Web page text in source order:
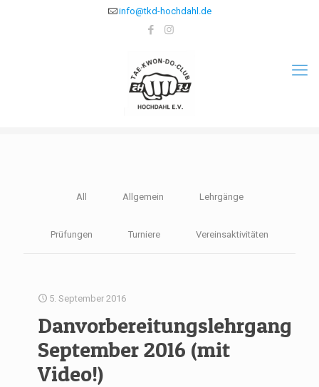
info@tkd-hochdahl.de
All Allgemein Lehrgänge
Prüfungen Turniere Vereinsaktivitäten
5. September 2016
Danvorbereitungslehrgang
September 2016 (mit
Video!)